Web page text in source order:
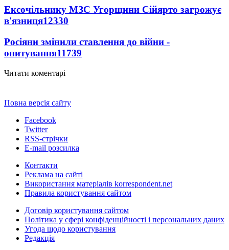
Ексочільнику МЗС Угорщини Сійярто загрожує
в'язниця12330
Росіяни змінили ставлення до війни -
опитування11739
Читати коментарі
Повна версія сайту
Facebook
Twitter
RSS-стрічки
E-mail розсилка
Контакти
Реклама на сайті
Використання матеріалів korrespondent.net
Правила користування сайтом
Договір користування сайтом
Політика у сфері конфіденційності і персональних даних
Угода щодо користування
Редакція